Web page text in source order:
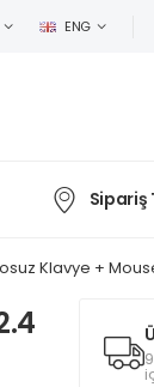
ENG
Sipariş
Klavye +